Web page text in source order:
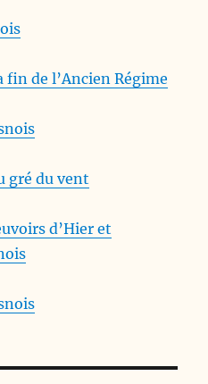
fin de l’Ancien Régime
gré du vent
d’Hier et